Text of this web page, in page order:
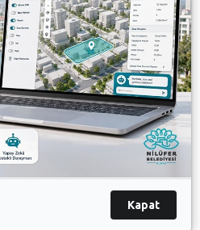
sempozyum ile son
bir yazarla proje devam
Ali’den Bugüne Gelen
Kapat